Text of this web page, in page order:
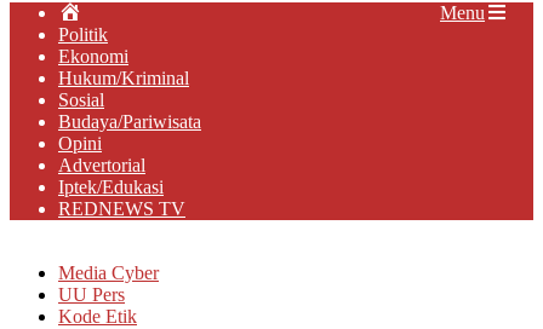
Primary
Navigation
Menu
Menu
Politik
Ekonomi
Hukum/Kriminal
Sosial
Budaya/Pariwisata
Opini
Advertorial
Iptek/Edukasi
REDNEWS TV
Media Cyber
UU Pers
Kode Etik